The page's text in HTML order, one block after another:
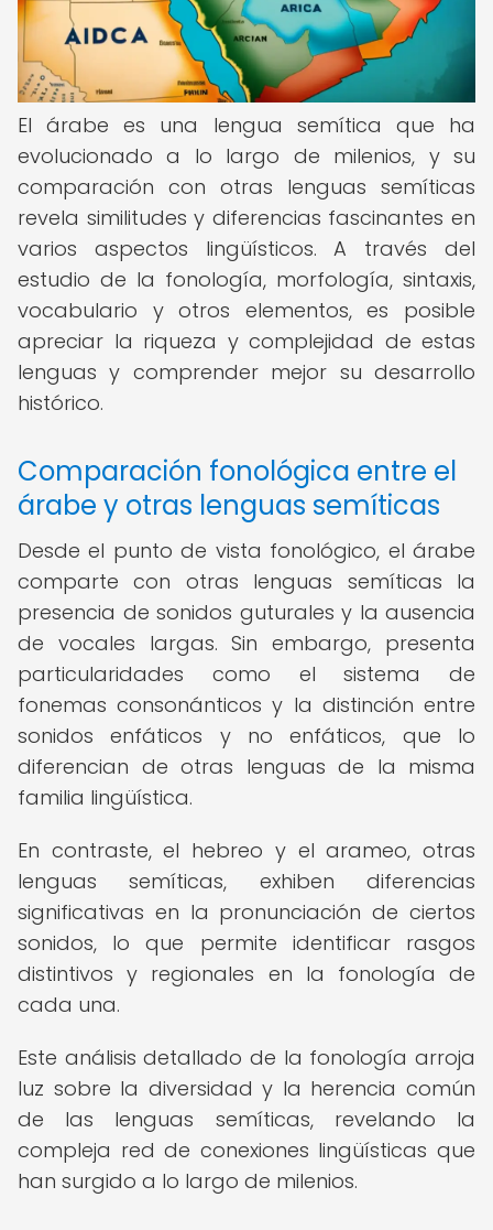
El árabe es una lengua semítica que ha
evolucionado a lo largo de milenios, y su
comparación con otras lenguas semíticas
revela similitudes y diferencias fascinantes en
varios aspectos lingüísticos. A través del
estudio de la fonología, morfología, sintaxis,
vocabulario y otros elementos, es posible
apreciar la riqueza y complejidad de estas
lenguas y comprender mejor su desarrollo
histórico.
Comparación fonológica entre el
árabe y otras lenguas semíticas
Desde el punto de vista fonológico, el árabe
comparte con otras lenguas semíticas la
presencia de sonidos guturales y la ausencia
de vocales largas. Sin embargo, presenta
particularidades como el sistema de
fonemas consonánticos y la distinción entre
sonidos enfáticos y no enfáticos, que lo
diferencian de otras lenguas de la misma
familia lingüística.
En contraste, el hebreo y el arameo, otras
lenguas semíticas, exhiben diferencias
significativas en la pronunciación de ciertos
sonidos, lo que permite identificar rasgos
distintivos y regionales en la fonología de
cada una.
Este análisis detallado de la fonología arroja
luz sobre la diversidad y la herencia común
de las lenguas semíticas, revelando la
compleja red de conexiones lingüísticas que
han surgido a lo largo de milenios.